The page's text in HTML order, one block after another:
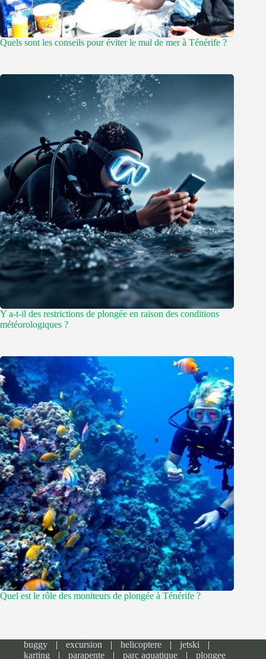
Quels sont les conseils pour éviter le mal de mer à Ténérife ?
Y a-t-il des restrictions de plongée en raison des conditions
météorologiques ?
Quel est le rôle des moniteurs de plongée à Ténérife ?
buggy excursion helicoptere
jetski
karting
parapente parc aquatique plongee